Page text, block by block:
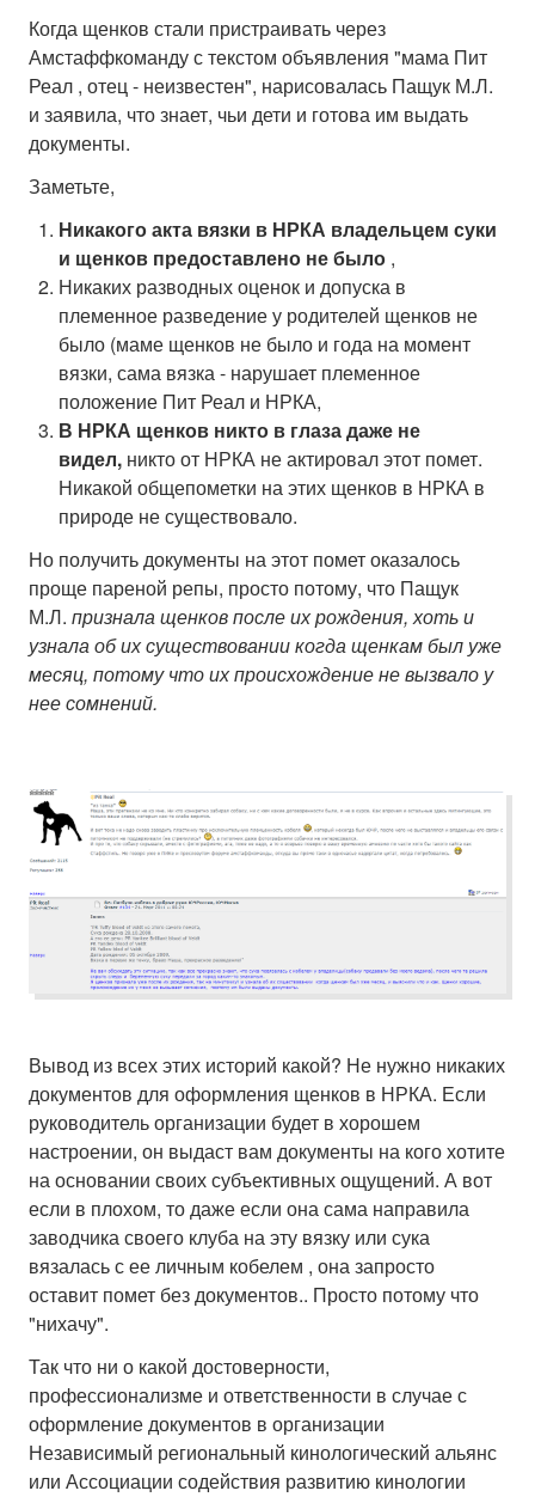
Когда щенков стали пристраивать через
Амстаффкоманду с текстом объявления "мама Пит
Реал , отец - неизвестен", нарисовалась Пащук М.Л.
и заявила, что знает, чьи дети и готова им выдать
документы.
Заметьте,
Никакого акта вязки в НРКА владельцем суки
и щенков предоставлено не было ,
Никаких разводных оценок и допуска в
племенное разведение у родителей щенков не
было (маме щенков не было и года на момент
вязки, сама вязка - нарушает племенное
положение Пит Реал и НРКА,
В НРКА щенков никто в глаза даже не
видел, никто от НРКА не актировал этот помет.
Никакой общепометки на этих щенков в НРКА в
природе не существовало.
Но получить документы на этот помет оказалось
проще пареной репы, просто потому, что Пащук
М.Л. признала щенков после их рождения, хоть и
узнала об их существовании когда щенкам был уже
месяц, потому что их происхождение не вызвало у
нее сомнений.
Вывод из всех этих историй какой? Не нужно никаких
документов для оформления щенков в НРКА. Если
руководитель организации будет в хорошем
настроении, он выдаст вам документы на кого хотите
на основании своих субъективных ощущений. А вот
если в плохом, то даже если она сама направила
заводчика своего клуба на эту вязку или сука
вязалась с ее личным кобелем , она запросто
оставит помет без документов.. Просто потому что
"нихачу".
Так что ни о какой достоверности,
профессионализме и ответственности в случае с
оформление документов в организации
Независимый региональный кинологический альянс
или Ассоциации содействия развитию кинологии